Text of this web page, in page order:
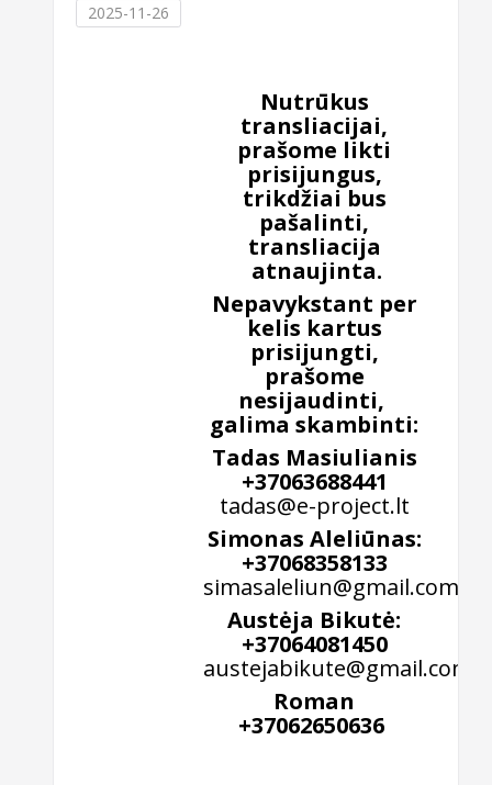
2025-11-26
Nutrūkus
transliacijai,
prašome likti
prisijungus,
trikdžiai bus
pašalinti,
transliacija
atnaujinta.
Nepavykstant per
kelis kartus
prisijungti,
prašome
nesijaudinti,
galima skambinti:
Tadas Masiulianis
+37063688441
tadas@e-project.lt
Simonas Aleliūnas:
+37068358133
simasaleliun@gmail.com
Austėja Bikutė:
+37064081450
austejabikute@gmail.com
Roman
+37062650636